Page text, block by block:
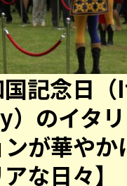
国記念日
のイタ
が華やか
な日々】